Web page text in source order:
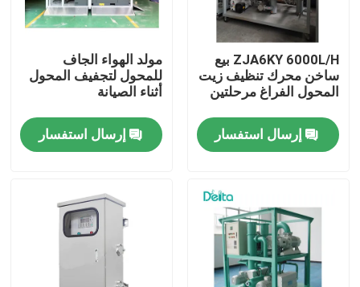
جولة في المعمل
رقابة جودة
اتصل بنا
معدات الاختبار الكهربائية
معدات اختبار الحريق
ZJA6KY 6000L/H بيع
ساخن محرك تنظيف زيت
المحول الفراغ مرحلتين
إرسال استفسار
مولد الهواء الجاف
للمحول لتجفيف المحول
أثناء الصيانة
إرسال استفسار